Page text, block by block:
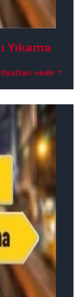
Yıkama
nedir ?